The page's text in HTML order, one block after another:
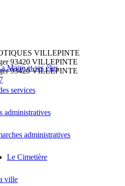
Maire et ses élus
services
administratives
administratives
Le Cimetière
ville
VILLEPINTE
93420 VILLEPINTE
93420 VILLEPINTE